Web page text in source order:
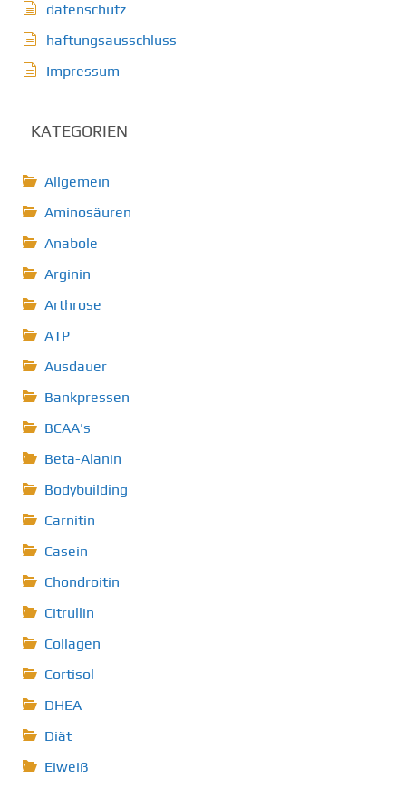
datenschutz
haftungsausschluss
Impressum
KATEGORIEN
Allgemein
Aminosäuren
Anabole
Arginin
Arthrose
ATP
Ausdauer
Bankpressen
BCAA's
Beta-Alanin
Bodybuilding
Carnitin
Casein
Chondroitin
Citrullin
Collagen
Cortisol
DHEA
Diät
Eiweiß